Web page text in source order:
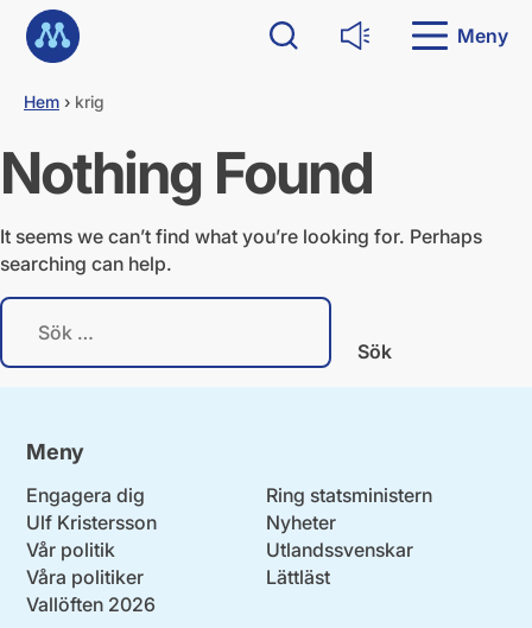
k
t
i
l
l
i
e
Sök
Läs upp Meny
Hem › krig
Nothing Found
It seems we can’t find what you’re looking for. Perhaps
searching can help.
S
k
Meny
Engagera dig
Ulf Kristersson
Vår politik
Våra politiker
Vallöften 2026
Ring statsministern
Nyheter
Utlandssvenskar
Lättläst